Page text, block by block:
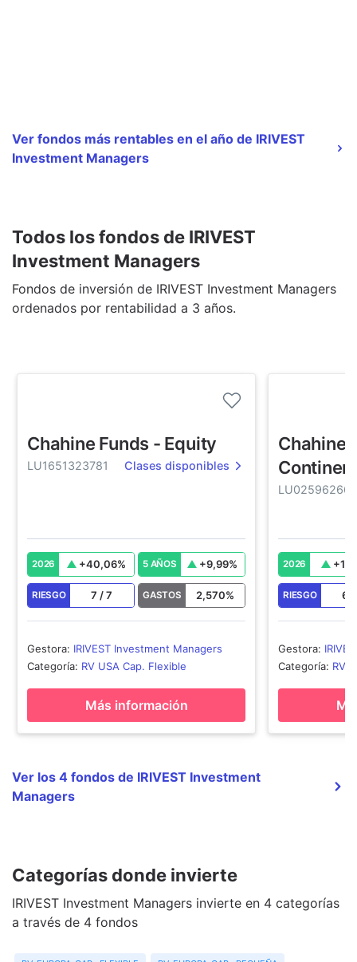
Ver fondos más rentables en el año de IRIVEST
Investment Managers
Todos los fondos de IRIVEST
Investment Managers
Fondos de inversión de IRIVEST Investment Managers
ordenados por rentabilidad a 3 años.
Chahine Funds - Equity
LU1651323781 Clases disponibles
2026 +40,06% 5 AÑOS +9,99%
RIESGO 7 /7 GASTOS 2,570%
Gestora: IRIVEST Investment Managers
Categoría: RV USA Cap. Flexible
Más información
Chahine
2026 +
RIESGO 6
Gestora:
Categoría: RV
Ver los 4 fondos de IRIVEST Investment
Managers
Categorías donde invierte
IRIVEST Investment Managers invierte en 4 categorías
a través de 4 fondos